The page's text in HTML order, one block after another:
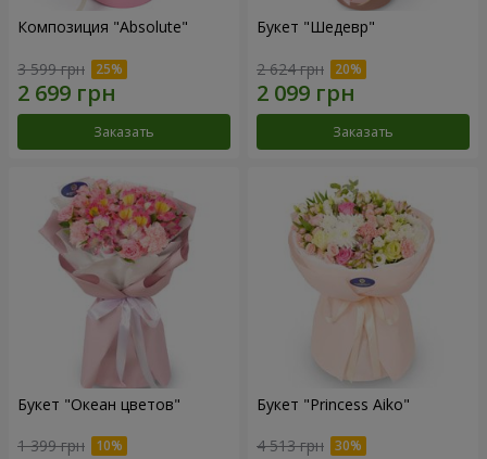
Композиция "Absolute"
3 599 грн
Заказать
Букет "Шедевр"
2 624 грн
Заказать
Букет "Океан цветов"
1 399 грн
Букет "Princess Aiko"
4 513 грн